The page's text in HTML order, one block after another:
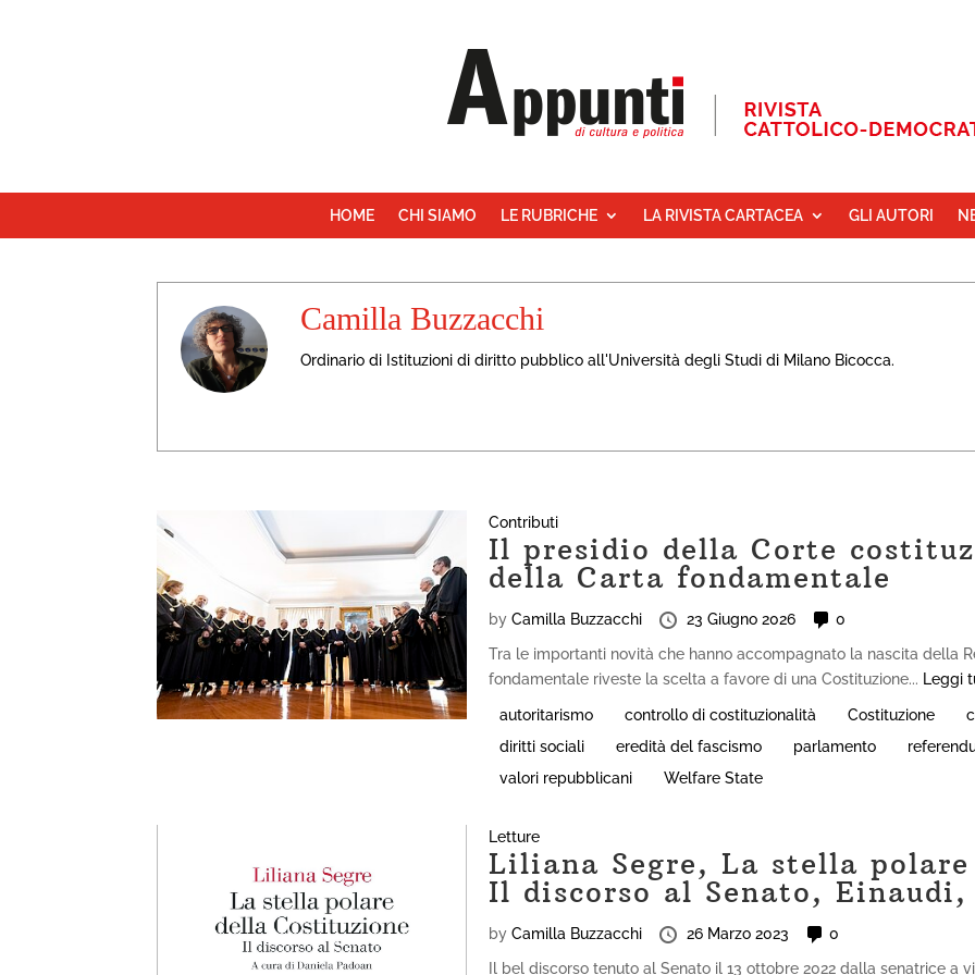
HOME CHI SIAMO LE RUBRICHE LA RIVISTA CARTACEA GLI AUTORI
Camilla Buzzacchi
Ordinario di Istituzioni di diritto pubblico all'Università degli Studi di Milano Bicocca.
Contributi
Il presidio della Corte
della Carta fondamentale
byCamilla Buzzacchi 23 Giugno 2026
0
Tra le importanti novità che hanno accompagnato la nascita della
fondamentale riveste la scelta a favore di una Costituzione... Leggi
autoritarismo controllo di costituzionalità Costituzione
diritti sociali
eredità del fascismo parlamento
valori repubblicani
Welfare State
Letture
Liliana Segre, La stella
Il discorso al Senato,
byCamilla Buzzacchi 26 Marzo 2023
0
Il bel discorso tenuto al Senato il 13 ottobre 2022 dalla senatrice a